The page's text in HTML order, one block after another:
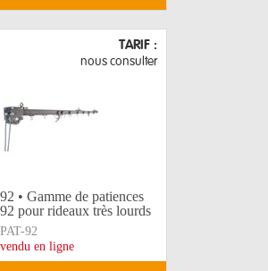
TARIF :
nous consulter
• Gamme de patiences
pour rideaux très lourds
PAT-92
en ligne